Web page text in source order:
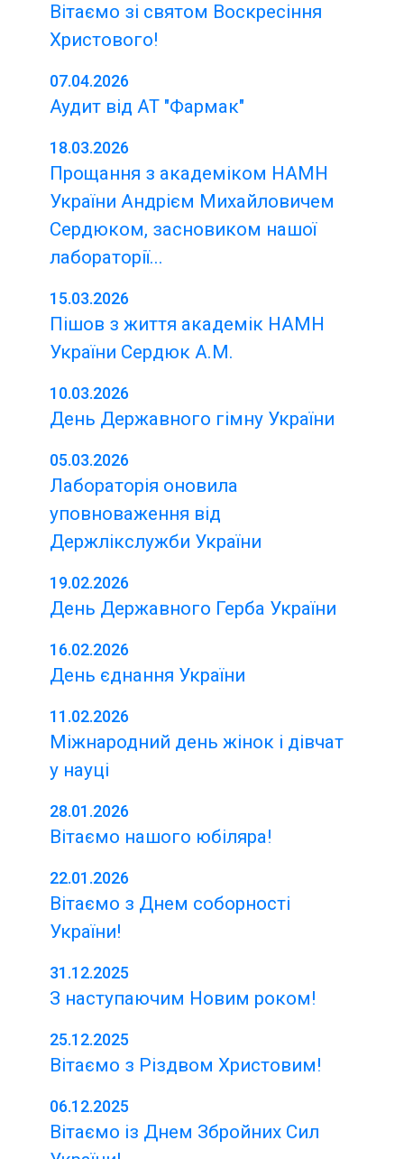
Вітаємо зі святом Воскресіння
Христового!
07.04.2026
Аудит від АТ "Фармак"
18.03.2026
Прощання з академіком НАМН
України Андрієм Михайловичем
Сердюком, засновиком нашої
лабораторії...
15.03.2026
Пішов з життя академік НАМН
України Сердюк А.М.
10.03.2026
День Державного гімну України
05.03.2026
Лабораторія оновила
уповноваження від
Держлікслужби України
19.02.2026
День Державного Герба України
16.02.2026
День єднання України
11.02.2026
Міжнародний день жінок і дівчат
у науці
28.01.2026
Вітаємо нашого юбіляра!
22.01.2026
Вітаємо з Днем соборності
України!
31.12.2025
З наступаючим Новим роком!
25.12.2025
Вітаємо з Різдвом Христовим!
06.12.2025
Вітаємо із Днем Збройних Сил